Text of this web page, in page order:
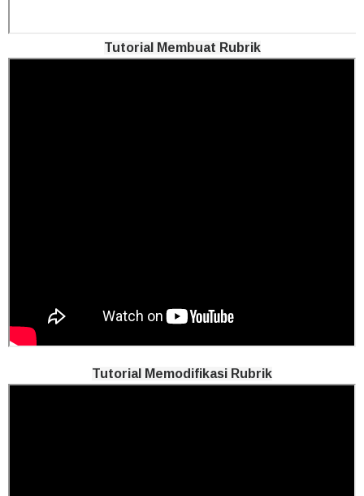
Tutorial Membuat Rubrik
Tutorial Memodifikasi Rubrik